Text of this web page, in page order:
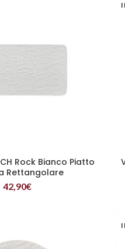
TUTTO
Rock Bianco Piatto
Rettangolare
42,90€